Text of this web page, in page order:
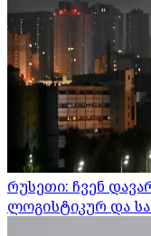
რუსეთი: ჩვენ
ლოგისტიკურ და